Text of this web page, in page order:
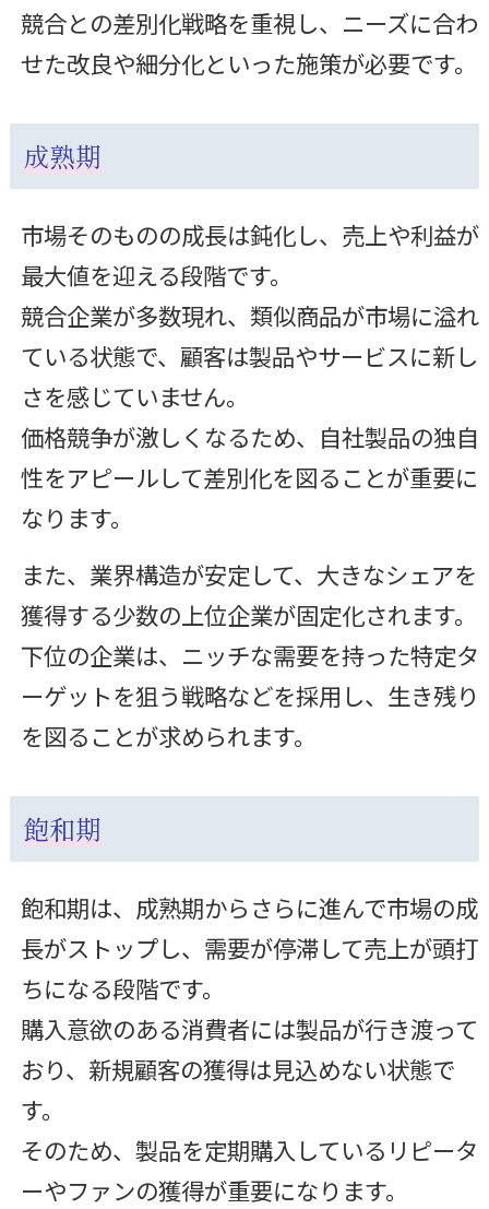
競合との差別化戦略を重視し、ニーズに合わ
せた改良や細分化といった施策が必要です。
成熟期
市場そのものの成長は鈍化し、売上や利益が
最大値を迎える段階です。
競合企業が多数現れ、類似商品が市場に溢れ
ている状態で、顧客は製品やサービスに新し
さを感じていません。
価格競争が激しくなるため、自社製品の独自
性をアピールして差別化を図ることが重要に
なります。
また、業界構造が安定して、大きなシェアを
獲得する少数の上位企業が固定化されます。
下位の企業は、ニッチな需要を持った特定タ
ーゲットを狙う戦略などを採用し、生き残り
を図ることが求められます。
飽和期
飽和期は、成熟期からさらに進んで市場の成
長がストップし、需要が停滞して売上が頭打
ちになる段階です。
購入意欲のある消費者には製品が行き渡って
おり、新規顧客の獲得は見込めない状態で
す。
そのため、製品を定期購入しているリピータ
ーやファンの獲得が重要になります。